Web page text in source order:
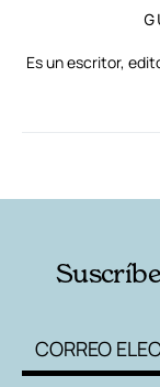
Es un escritor,